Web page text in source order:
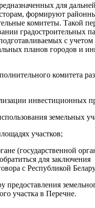
для
формируют
комитеты. Такой
градостроительных
с учетом
планов городов и
комитета
инвестиционных
земельных
участков;
(государственной
для заключения
с Республикой
предоставления
участка в Перечне.